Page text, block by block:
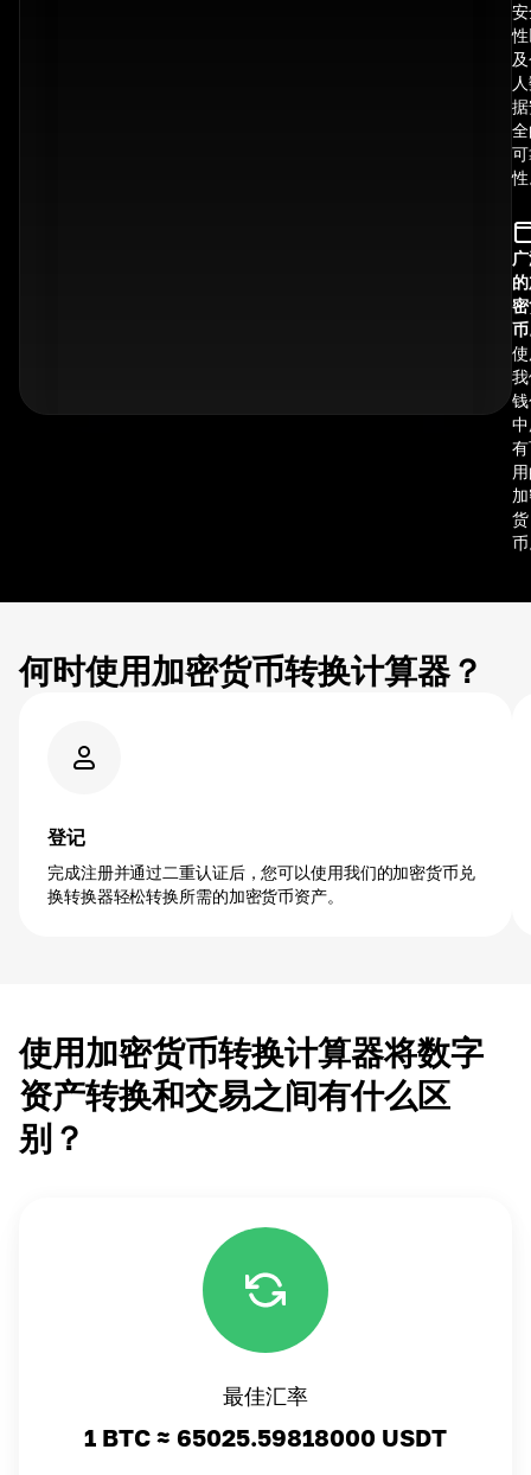
货
何时使用加密货币转换计算器？
登记
完成注册并通过二重认证后，您可以使用我们的加密货币兑
换转换器轻松转换所需的加密货币资产。
使用加密货币转换计算器将数字
资产转换和交易之间有什么区
别？
最佳汇率
1 BTC ≈ 65025.59818000 USDT